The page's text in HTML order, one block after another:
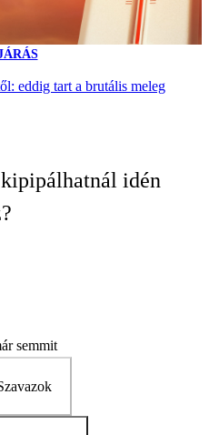
eddig tart a brutális meleg
idén
semmit